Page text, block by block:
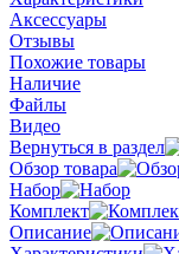
Аксессуары
Отзывы
Похожие товары
Наличие
Файлы
Видео
Вернуться в раздел
Обзор товара
Набор
Комплект
Описание